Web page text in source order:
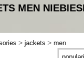
MEN
> jackets > men